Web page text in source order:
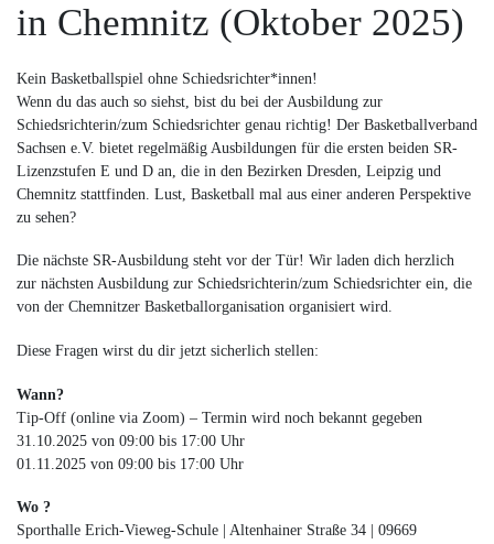
in Chemnitz (Oktober 2025)
Kein Basketballspiel ohne Schiedsrichter*innen!
Wenn du das auch so siehst, bist du bei der Ausbildung zur
Schiedsrichterin/zum Schiedsrichter genau richtig! Der Basketballverband
Sachsen e.V. bietet regelmäßig Ausbildungen für die ersten beiden SR-
Lizenzstufen E und D an, die in den Bezirken Dresden, Leipzig und
Chemnitz stattfinden. Lust, Basketball mal aus einer anderen Perspektive
zu sehen?
Die nächste SR-Ausbildung steht vor der Tür! Wir laden dich herzlich
zur nächsten Ausbildung zur Schiedsrichterin/zum Schiedsrichter ein, die
von der Chemnitzer Basketballorganisation organisiert wird.
Diese Fragen wirst du dir jetzt sicherlich stellen:
Wann?
Tip-Off (online via Zoom) – Termin wird noch bekannt gegeben
31.10.2025 von 09:00 bis 17:00 Uhr
01.11.2025 von 09:00 bis 17:00 Uhr
Wo ?
Sporthalle Erich-Vieweg-Schule | Altenhainer Straße 34 | 09669